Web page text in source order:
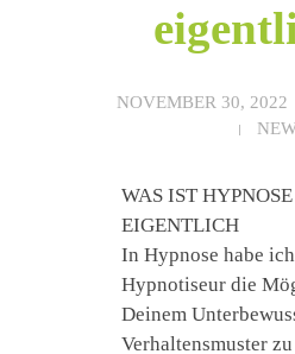
NOVEMBER 30, 2022
WAS IST HYPNOSE
EIGENTLICH
In Hypnose habe
Hypnotiseur die
Deinem
Verhaltensmuster